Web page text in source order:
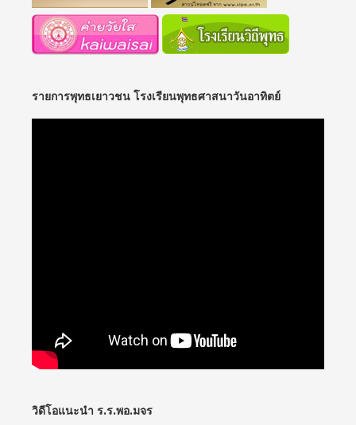
รายการพุทธเยาวชน โรงเรียนพุทธศาสนาวันอาทิตย์
วิดีโอแนะนำ ร.ร.พอ.มจร